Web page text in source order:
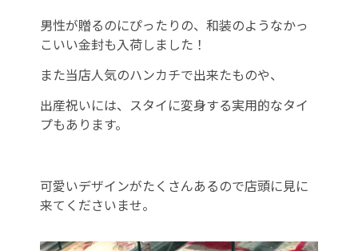
男性が贈るのにぴったりの、和装のようなかっ
こいい金封も入荷しました！
また当店人気のハンカチで出来たものや、
出産祝いには、スタイに変身する実用的なタイ
プもあります。
可愛いデザインがたくさんあるので店頭に見に
来てくださいませ。